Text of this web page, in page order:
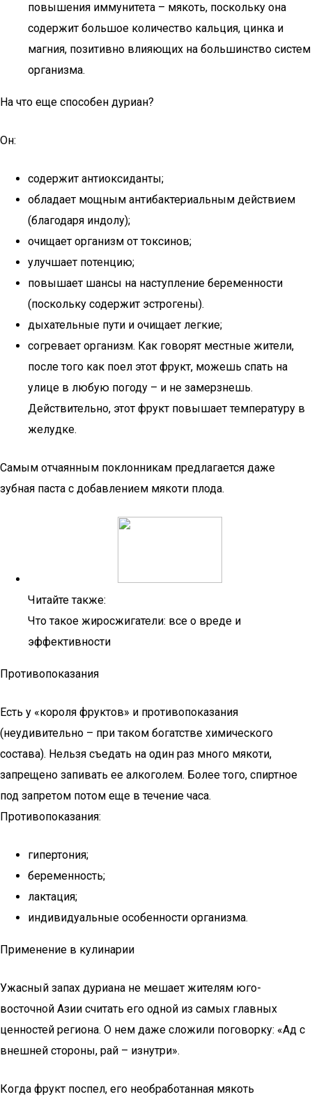
повышения иммунитета – мякоть, поскольку она
содержит большое количество кальция, цинка и
магния, позитивно влияющих на большинство систем
организма.
На что еще способен дуриан?
Он:
содержит антиоксиданты;
обладает мощным антибактериальным действием
(благодаря индолу);
очищает организм от токсинов;
улучшает потенцию;
повышает шансы на наступление беременности
(поскольку содержит эстрогены).
дыхательные пути и очищает легкие;
согревает организм. Как говорят местные жители,
после того как поел этот фрукт, можешь спать на
улице в любую погоду – и не замерзнешь.
Действительно, этот фрукт повышает температуру в
желудке.
Самым отчаянным поклонникам предлагается даже
зубная паста с добавлением мякоти плода.
Читайте также:
Что такое жиросжигатели: все о вреде и
эффективности
Противопоказания
Есть у «короля фруктов» и противопоказания
(неудивительно – при таком богатстве химического
состава). Нельзя съедать на один раз много мякоти,
запрещено запивать ее алкоголем. Более того, спиртное
под запретом потом еще в течение часа.
Противопоказания:
гипертония;
беременность;
лактация;
индивидуальные особенности организма.
Применение в кулинарии
Ужасный запах дуриана не мешает жителям юго-
восточной Азии считать его одной из самых главных
ценностей региона. О нем даже сложили поговорку: «Ад с
внешней стороны, рай – изнутри».
Когда фрукт поспел, его необработанная мякоть